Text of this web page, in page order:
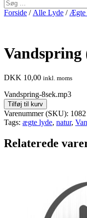
Forside / Alle Lyde / Ægte
Vandspring
DKK 10,00 inkl. moms
Vandspring-8sek.mp3
Tilføj til kurv
Varenummer (SKU): 1082
Tags: ægte lyde, natur,
Relaterede